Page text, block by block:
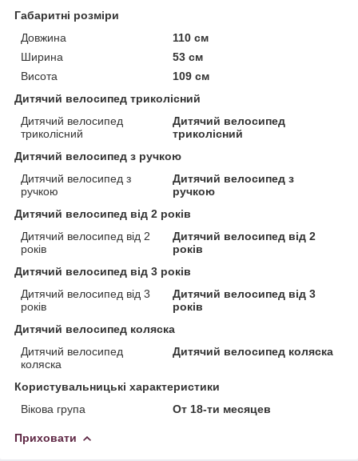
Габаритні розміри
Довжина
110 см
Ширина
53 см
Висота
109 см
Дитячий велосипед триколісний
Дитячий велосипед
триколісний
Дитячий велосипед
триколісний
Дитячий велосипед з ручкою
Дитячий велосипед з
ручкою
Дитячий велосипед з
ручкою
Дитячий велосипед від 2 років
Дитячий велосипед від 2
років
Дитячий велосипед від 2
років
Дитячий велосипед від 3 років
Дитячий велосипед від 3
років
Дитячий велосипед від 3
років
Дитячий велосипед коляска
Дитячий велосипед
коляска
Дитячий велосипед коляска
Користувальницькі характеристики
Вікова група
От 18-ти месяцев
Приховати